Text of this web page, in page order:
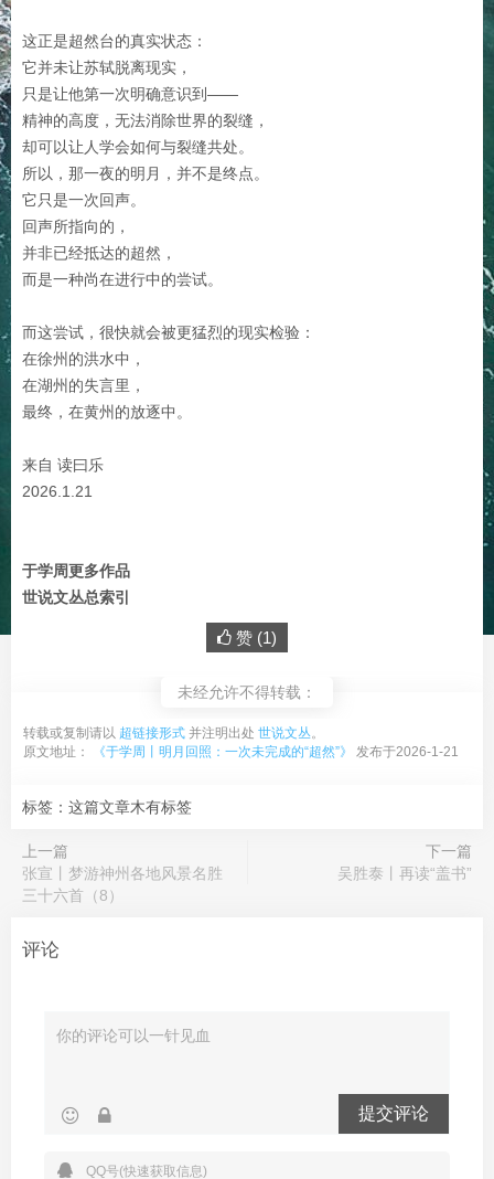
这正是超然台的真实状态：
它并未让苏轼脱离现实，
只是让他第一次明确意识到——
精神的高度，无法消除世界的裂缝，
却可以让人学会如何与裂缝共处。
所以，那一夜的明月，并不是终点。
它只是一次回声。
回声所指向的，
并非已经抵达的超然，
而是一种尚在进行中的尝试。
而这尝试，很快就会被更猛烈的现实检验：
在徐州的洪水中，
在湖州的失言里，
最终，在黄州的放逐中。
来自 读曰乐
2026.1.21
于学周更多作品
世说文丛总索引
赞 (1)
未经允许不得转载：
转载或复制请以 超链接形式 并注明出处 世说文丛。
原文地址：
《于学周丨明月回照：一次未完成的“超然”》 发布于2026-1-21
标签：这篇文章木有标签
上一篇
张宣丨梦游神州各地风景名胜
三十六首（8）
下一篇
吴胜泰丨再读“盖书”
评论
提交评论